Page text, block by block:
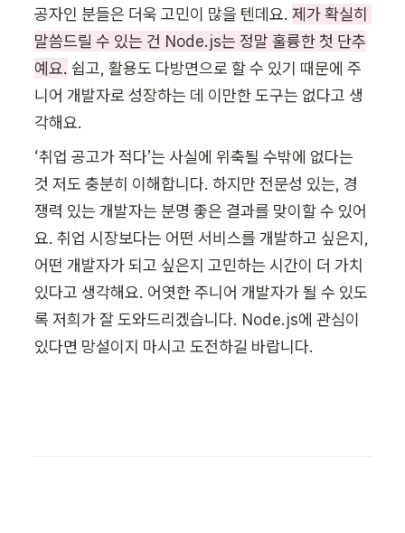
공자인 분들은 더욱 고민이 많을 텐데요. 제가 확실히
말씀드릴 수 있는 건 Node.js는 정말 훌륭한 첫 단추
예요. 쉽고, 활용도 다방면으로 할 수 있기 때문에 주
니어 개발자로 성장하는 데 이만한 도구는 없다고 생
각해요.
‘취업 공고가 적다’는 사실에 위축될 수밖에 없다는
것 저도 충분히 이해합니다. 하지만 전문성 있는, 경
쟁력 있는 개발자는 분명 좋은 결과를 맞이할 수 있어
요. 취업 시장보다는 어떤 서비스를 개발하고 싶은지,
어떤 개발자가 되고 싶은지 고민하는 시간이 더 가치
있다고 생각해요. 어엿한 주니어 개발자가 될 수 있도
록 저희가 잘 도와드리겠습니다. Node.js에 관심이
있다면 망설이지 마시고 도전하길 바랍니다.